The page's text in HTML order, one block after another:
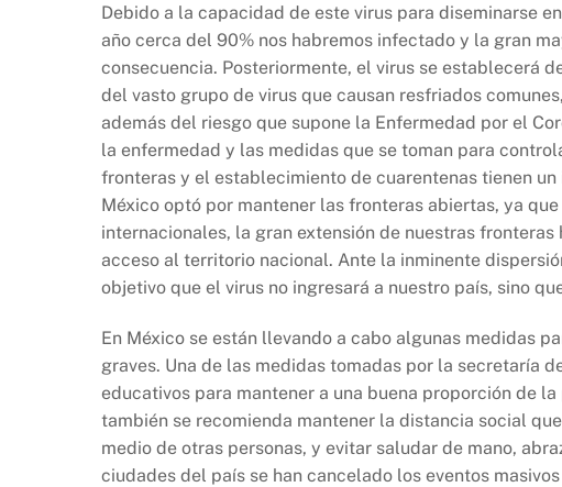
Debido a la capacidad de este virus para diseminarse
año cerca del 90% nos habremos infectado y la gran
consecuencia. Posteriormente, el virus se establecerá
del vasto grupo de virus que causan resfriados
además del riesgo que supone la Enfermedad por el
la enfermedad y las medidas que se toman para
fronteras y el establecimiento de cuarentenas tienen
México optó por mantener las fronteras abiertas, ya
internacionales, la gran extensión de nuestras
acceso al territorio nacional. Ante la inminente
objetivo que el virus no ingresará a nuestro país, sino
En México se están llevando a cabo algunas medidas
graves. Una de las medidas tomadas por la secretaría
educativos para mantener a una buena proporción de
también se recomienda mantener la distancia social
medio de otras personas, y evitar saludar de mano,
ciudades del país se han cancelado los eventos